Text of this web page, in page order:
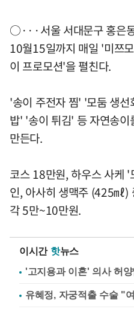
○···서울 서대문구 홍은
10월15일까지 매일 '미쯔
이 프로모션'을 펼친다.
'송이 주전자 찜' '모둠 생
밥' '송이 튀김' 등 자연송
만든다.
코스 18만원, 하우스 사케
인, 아사히 생맥주 (425㎖)
각 5만~10만원.
이시간 핫뉴스
'고지용과 이혼' 의사 허
유혜정, 자궁적출 수술 "